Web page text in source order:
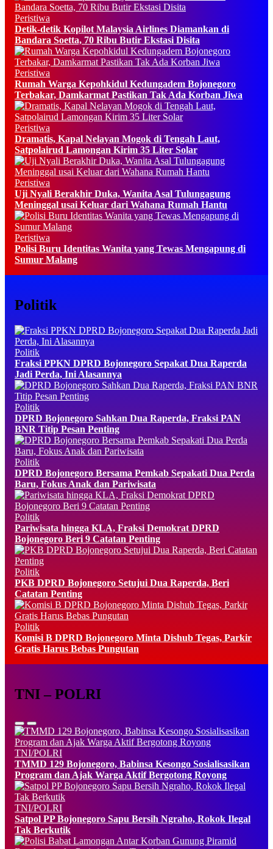
Peristiwa
Detik-detik Kopilot Malaysia Airlines Diamankan di
Bandara Soetta, 70 Ribu Butir Ekstasi Disita
Peristiwa
Rumah Warga Kepohkidul Kedungadem Bojonegoro
Terbakar, Damkarmat Pastikan Tak Ada Korban Jiwa
Peristiwa
Dramatis, Kapal Nelayan Mogok di Tengah Laut,
Satpolairud Lamongan Kirim 35 Liter Solar
Peristiwa
Uji Nyali Berakhir Duka, Wanita Asal Tulungagung
Meninggal usai Keluar dari Wahana Rumah Hantu
Peristiwa
Polisi Buru Identitas Wanita yang Tewas Mengapung di
Sumur Malang
Politik
Politik
Fraksi PPKN DPRD Bojonegoro Sepakat Dua Raperda
Jadi Perda, Ini Alasannya
Politik
DPRD Bojonegoro Sahkan Dua Raperda, Fraksi PAN
BNR Titip Pesan Penting
Politik
DPRD Bojonegoro Bersama Pemkab Sepakati Dua Perda
Baru, Fokus Anak dan Pariwisata
Politik
Pariwisata hingga KLA, Fraksi Demokrat DPRD
Bojonegoro Beri 9 Catatan Penting
Politik
PKB DPRD Bojonegoro Setujui Dua Raperda, Beri
Catatan Penting
Politik
Komisi B DPRD Bojonegoro Minta Dishub Tegas, Parkir
Gratis Harus Bebas Pungutan
TNI – POLRI
TNI/POLRI
TMMD 129 Bojonegoro, Babinsa Kesongo Sosialisasikan
Program dan Ajak Warga Aktif Bergotong Royong
TNI/POLRI
Satpol PP Bojonegoro Sapu Bersih Ngraho, Rokok Ilegal
Tak Berkutik